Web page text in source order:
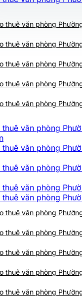
thuê văn phòng Phường
thuê văn phòng
thuê văn phòng
thuê văn phòng
thuê văn phòng
thuê văn phòng
thuê văn phòng
thuê văn phòng
thuê văn phòng
thuê văn phòng
thuê văn phòng
thuê văn phòng
thuê văn phòng
thuê văn phòng
thuê văn phòng
thuê văn phòng
thuê văn phòng
thuê văn phòng
thuê văn phòng
thuê văn phòng
thuê văn phòng
thuê văn phòng
thuê văn phòng
thuê văn phòng
thuê văn phòng
thuê văn phòng
thuê văn phòng
thuê văn phòng